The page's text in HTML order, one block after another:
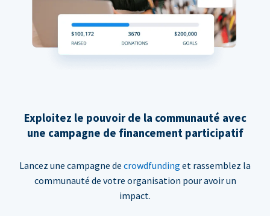
Exploitez le pouvoir de la communauté avec
une campagne de financement participatif
Lancez une campagne de crowdfunding et rassemblez la
communauté de votre organisation pour avoir un
impact.